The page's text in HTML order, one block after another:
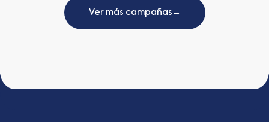
Ver más campañas→